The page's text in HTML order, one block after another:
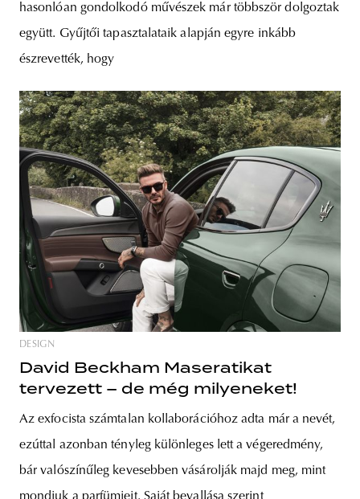
hasonlóan gondolkodó művészek már többször dolgoztak
együtt. Gyűjtői tapasztalataik alapján egyre inkább
észrevették, hogy
DESIGN
David Beckham Maseratikat
tervezett – de még milyeneket!
Az exfocista számtalan kollaborációhoz adta már a nevét,
ezúttal azonban tényleg különleges lett a végeredmény,
bár valószínűleg kevesebben vásárolják majd meg, mint
mondjuk a parfümjeit. Saját bevallása szerint